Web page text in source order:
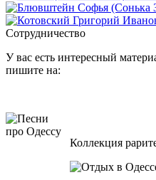
Сотрудничество
У вас есть интересный
пишите на:
Коллекция